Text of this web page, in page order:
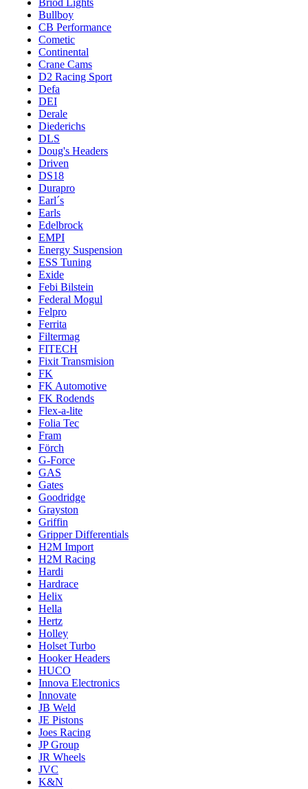
Bullboy
CB Performance
Cometic
Continental
Crane Cams
D2 Racing Sport
Defa
DEI
Derale
Diederichs
DLS
Doug's Headers
Driven
DS18
Durapro
Earl´s
Earls
Edelbrock
EMPI
Energy Suspension
ESS Tuning
Exide
Febi Bilstein
Federal Mogul
Felpro
Ferrita
Filtermag
FITECH
Fixit Transmision
FK
FK Automotive
FK Rodends
Flex-a-lite
Folia Tec
Fram
Förch
G-Force
GAS
Gates
Goodridge
Grayston
Griffin
Gripper Differentials
H2M Import
H2M Racing
Hardi
Hardrace
Helix
Hella
Hertz
Holley
Holset Turbo
Hooker Headers
HUCO
Innova Electronics
Innovate
JB Weld
JE Pistons
Joes Racing
JP Group
JR Wheels
JVC
K&N